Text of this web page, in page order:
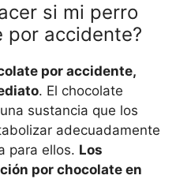
si mi perro
por accidente?
por accidente,
. El chocolate
sustancia que los
adecuadamente
para ellos. Los
por chocolate en